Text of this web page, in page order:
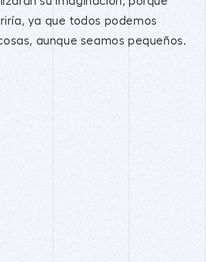
ya que todos podemos
aunque seamos pequeños.